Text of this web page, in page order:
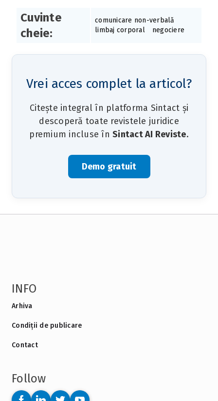
Cuvinte
cheie:
comunicare non-verbală
limbaj corporal
negociere
Vrei acces complet la articol?
Citește integral în platforma Sintact și
descoperă toate revistele juridice
premium incluse în Sintact AI Reviste.
Demo gratuit
INFO
Arhiva
Condiții de publicare
Contact
Follow